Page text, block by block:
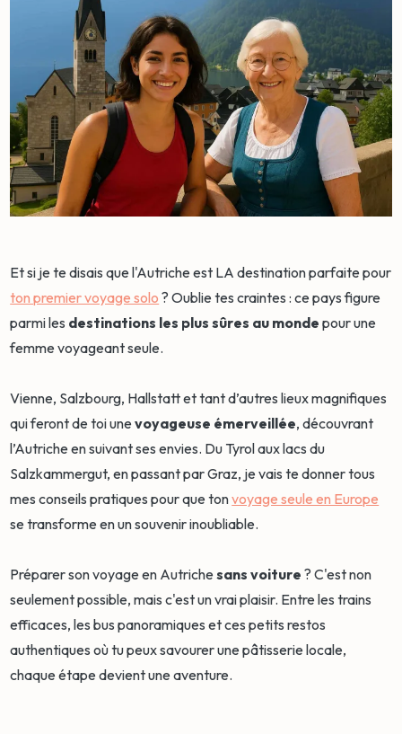
Et si je te disais que l'Autriche est LA destination parfaite pour
ton premier voyage solo ? Oublie tes craintes : ce pays figure
parmi les destinations les plus sûres au monde pour une
femme voyageant seule.
Vienne, Salzbourg, Hallstatt et tant d’autres lieux magnifiques
qui feront de toi unevoyageuse émerveillée, découvrant
l’Autriche en suivant ses envies. Du Tyrol aux lacs du
Salzkammergut, en passant par Graz, je vais te donner tous
mes conseils pratiques pour que tonvoyage seule en Europe
se transforme en un souvenir inoubliable.
Préparer son voyage en Autrichesans voiture ? C'est non
seulement possible, mais c'est un vrai plaisir. Entre les trains
efficaces, les bus panoramiques et ces petits restos
authentiques où tu peux savourer une pâtisserie locale,
chaque étape devient une aventure.